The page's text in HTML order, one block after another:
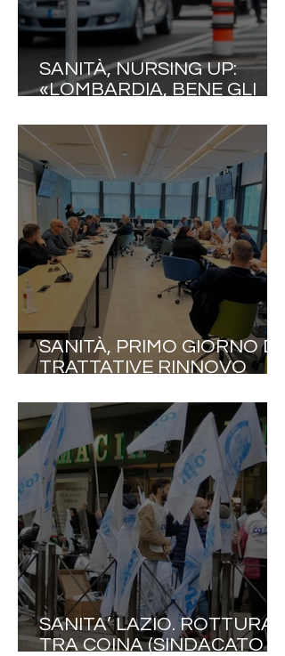
SANITÀ, NURSING UP:
«LOMBARDIA, BENE GLI
TASSARE I COLLEGHI
FRONTALIERI È ANCORA
UNA VOLTA UN GRAVE
ERRORE STRATEGICO. LA
FUGA VERSO LA SVIZZERA
SI FERMA CON LA
VALORIZZAZIONE
SANITÀ, PRIMO GIORNO DI
TRATTATIVE RINNOVO
UP : “SERVONO SCELTE
NETTE. RICONOSCERE
RESPONSABILITÀ E
VALORE DI CHI TIENE IN
PIEDI IL SSN”.
SANITA’ LAZIO. ROTTURA
TRA COINA (SINDACATO